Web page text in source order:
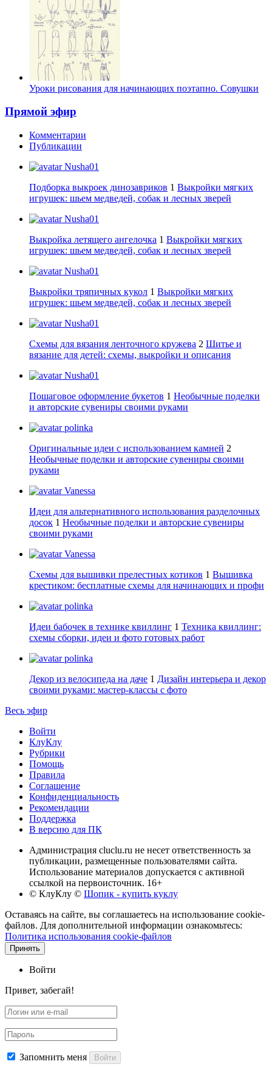
Уроки рисования для начинающих поэтапно. Совушки
Прямой эфир
Комментарии
Публикации
Nusha01
Подборка выкроек динозавриков 1 Выкройки мягких
игрушек: шьем медведей, собак и лесных зверей
Nusha01
Выкройка летящего ангелочка 1 Выкройки мягких
игрушек: шьем медведей, собак и лесных зверей
Nusha01
Выкройки тряпичных кукол 1 Выкройки мягких
игрушек: шьем медведей, собак и лесных зверей
Nusha01
Схемы для вязания ленточного кружева 2 Шитье и
вязание для детей: схемы, выкройки и описания
Nusha01
Пошаговое оформление букетов 1 Необычные поделки
и авторские сувениры своими руками
polinka
Оригинальные идеи с использованием камней 2
Необычные поделки и авторские сувениры своими
руками
Vanessa
Идеи для альтернативного использования разделочных
досок 1 Необычные поделки и авторские сувениры
своими руками
Vanessa
Схемы для вышивки прелестных котиков 1 Вышивка
крестиком: бесплатные схемы для начинающих и профи
polinka
Идеи бабочек в технике квиллинг 1 Техника квиллинг:
схемы сборки, идеи и фото готовых работ
polinka
Декор из велосипеда на даче 1 Дизайн интерьера и декор
своими руками: мастер-классы с фото
Весь эфир
Войти
КлуКлу
Рубрики
Помощь
Правила
Соглашение
Конфиденциальность
Рекомендации
Поддержка
В версию для ПК
Администрация cluclu.ru не несет ответственность за
публикации, размещенные пользователями сайта.
Использование материалов допускается с активной
ссылкой на первоисточник. 16+
© КлуКлу © Шопик - купить куклу
Оставаясь на сайте, вы соглашаетесь на использование cookie-
файлов. Для дополнительной информации ознакомьтесь:
Политика использования cookie-файлов
Принять
Войти
Привет, забегай!
Запомнить меня Войти